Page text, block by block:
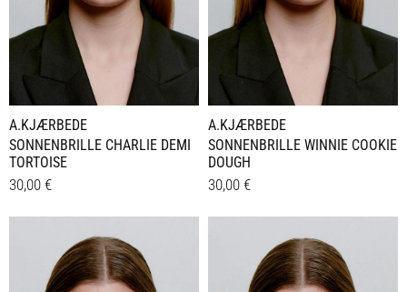
A.KJÆRBEDE
SONNENBRILLE CHARLIE DEMI
TORTOISE
30,00 €
Details
A.KJÆRBEDE
SONNENBRILLE WINNIE COOKIE
DOUGH
30,00 €
Details